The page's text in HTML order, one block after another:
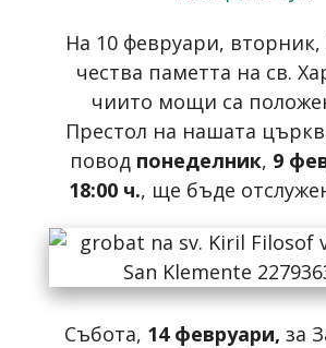
На 10 февруари,
чества паметта на св.
чиито мощи са
Престол на нашата
повод понеделник, 9
18:00 ч., ще бъде
Събота, 14 февруари, за